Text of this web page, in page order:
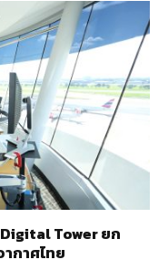
Tower ยก
กาศไทย